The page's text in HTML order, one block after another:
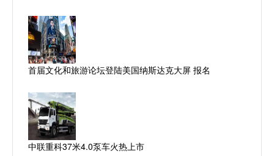
首届文化和旅游论坛登陆美国纳斯达克大屏 报名
中联重科37米4.0泵车火热上市